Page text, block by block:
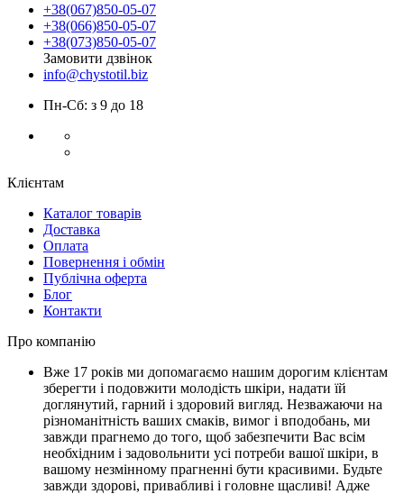
+38(067)850-05-07
+38(066)850-05-07
+38(073)850-05-07
Замовити дзвінок
info@chystotil.biz
Пн-Сб: з 9 до 18
Клієнтам
Каталог товарів
Доставка
Оплата
Повернення і обмін
Публічна оферта
Блог
Контакти
Про компанію
Вже 17 років ми допомагаємо нашим дорогим клієнтам
зберегти і подовжити молодість шкіри, надати їй
доглянутий, гарний і здоровий вигляд. Незважаючи на
різноманітність ваших смаків, вимог і вподобань, ми
завжди прагнемо до того, щоб забезпечити Вас всім
необхідним і задовольнити усі потреби вашої шкіри, в
вашому незмінному прагненні бути красивими. Будьте
завжди здорові, привабливі і головне щасливі! Адже